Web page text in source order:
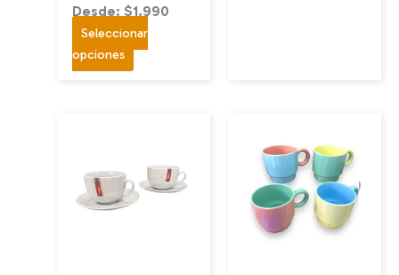
Desde: $1.990
Seleccionar
opciones Este
producto
opciones
se